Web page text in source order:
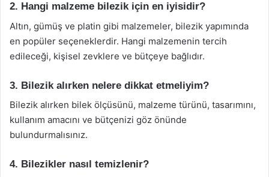
2. Hangi malzeme bilezik için en iyisidir?
Altın, gümüş ve platin gibi malzemeler, bilezik yapımında
en popüler seçeneklerdir. Hangi malzemenin tercih
edileceği, kişisel zevklere ve bütçeye bağlıdır.
3. Bilezik alırken nelere dikkat etmeliyim?
Bilezik alırken bilek ölçüsünü, malzeme türünü, tasarımını,
kullanım amacını ve bütçenizi göz önünde
bulundurmalısınız.
4. Bilezikler nasıl temizlenir?